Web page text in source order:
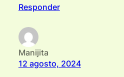
Responder
Manijita
12 agosto, 2024